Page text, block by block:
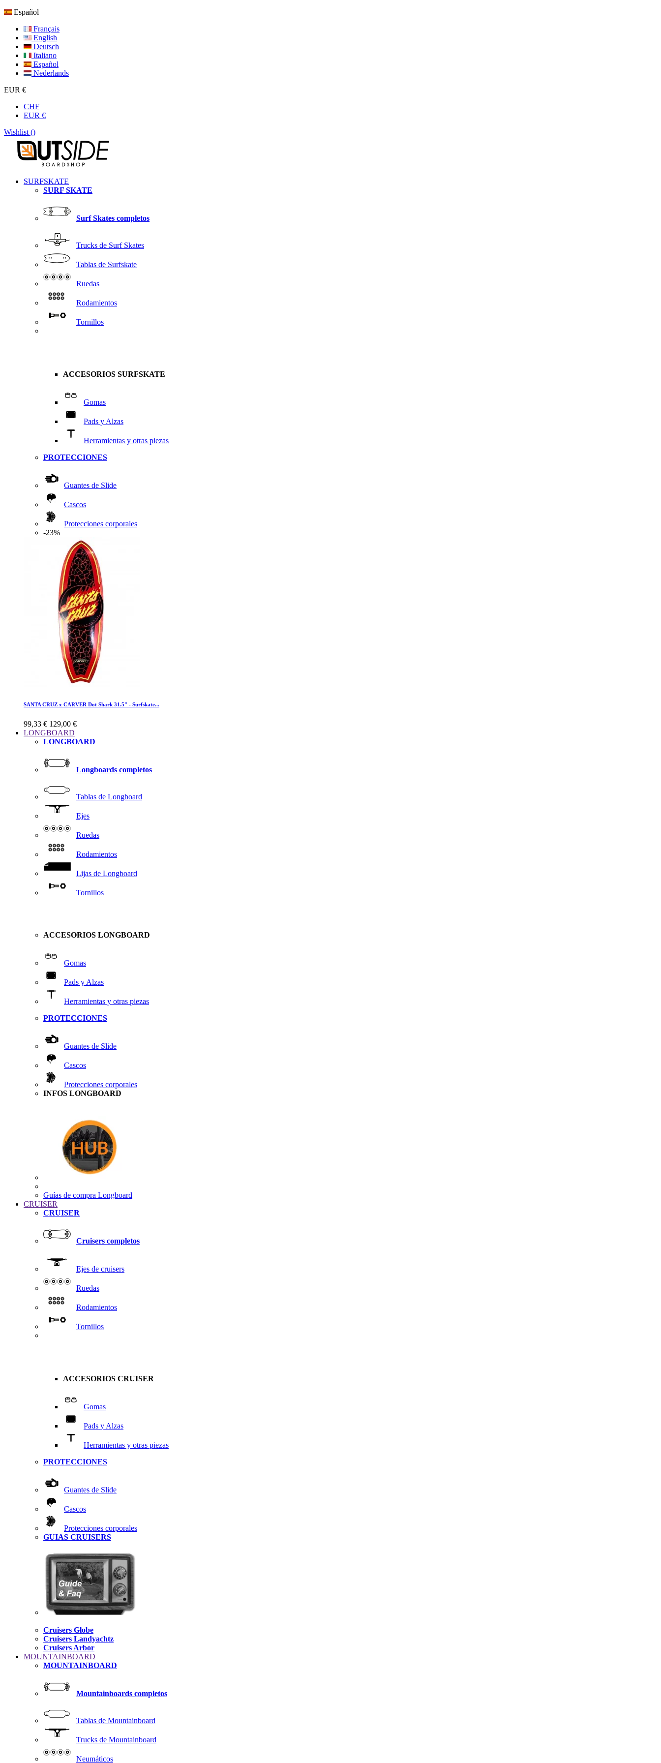
Español
Français
English
Deutsch
Italiano
Español
Nederlands
EUR €
CHF
EUR €
Wishlist ()
SURFSKATE
SURF SKATE
Surf Skates completos
Trucks de Surf Skates
Tablas de Surfskate
Ruedas
Rodamientos
Tornillos
ACCESORIOS SURFSKATE
Gomas
Pads y Alzas
Herramientas y otras piezas
PROTECCIONES
Guantes de Slide
Cascos
Protecciones corporales
-23%
SANTA CRUZ x CARVER Dot Shark 31.5" - Surfskate...
99,33 € 129,00 €
LONGBOARD
LONGBOARD
Longboards completos
Tablas de Longboard
Ejes
Ruedas
Rodamientos
Lijas de Longboard
Tornillos
ACCESORIOS LONGBOARD
Gomas
Pads y Alzas
Herramientas y otras piezas
PROTECCIONES
Guantes de Slide
Cascos
Protecciones corporales
INFOS LONGBOARD
Guías de compra Longboard
CRUISER
CRUISER
Cruisers completos
Ejes de cruisers
Ruedas
Rodamientos
Tornillos
ACCESORIOS CRUISER
Gomas
Pads y Alzas
Herramientas y otras piezas
PROTECCIONES
Guantes de Slide
Cascos
Protecciones corporales
GUIAS CRUISERS
Cruisers Globe
Cruisers Landyachtz
Cruisers Arbor
MOUNTAINBOARD
MOUNTAINBOARD
Mountainboards completos
Tablas de Mountainboard
Trucks de Mountainboard
Neumáticos